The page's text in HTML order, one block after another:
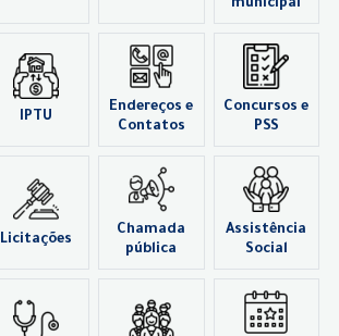
municipal
IPTU
Endereços e
Contatos
Concursos e
PSS
Licitações
Chamada
pública
Assistência
Social